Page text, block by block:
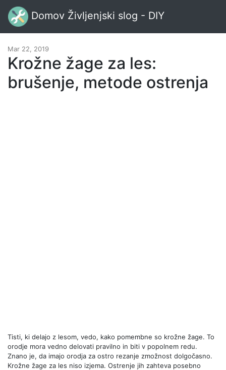
Domov Življenjski slog - DIY
Mar 22, 2019
Krožne žage za les:
brušenje, metode ostrenja
Tisti, ki delajo z lesom, vedo, kako pomembne so krožne žage. To
orodje mora vedno delovati pravilno in biti v popolnem redu.
Znano je, da imajo orodja za ostro rezanje zmožnost dolgočasno.
Krožne žage za les niso izjema. Ostrenje jih zahteva posebno